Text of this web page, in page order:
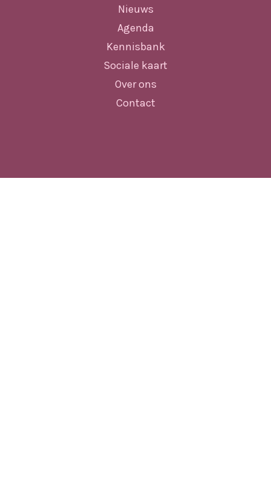
Nieuws
Agenda
Kennisbank
Sociale kaart
Over ons
Contact